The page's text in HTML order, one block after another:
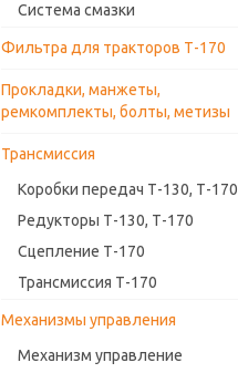
Система смазки
Фильтра для тракторов Т-170
Прокладки, манжеты,
ремкомплекты, болты, метизы
Трансмиссия
Коробки передач Т-130, Т-170
Редукторы Т-130, Т-170
Сцепление Т-170
Трансмиссия Т-170
Механизмы управления
Механизм управление